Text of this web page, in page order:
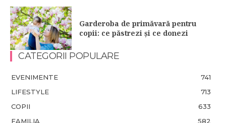
Garderoba de primăvară pentru
copii: ce păstrezi și ce donezi
CATEGORII POPULARE
EVENIMENTE
741
LIFESTYLE
713
COPII
633
FAMILIA
582